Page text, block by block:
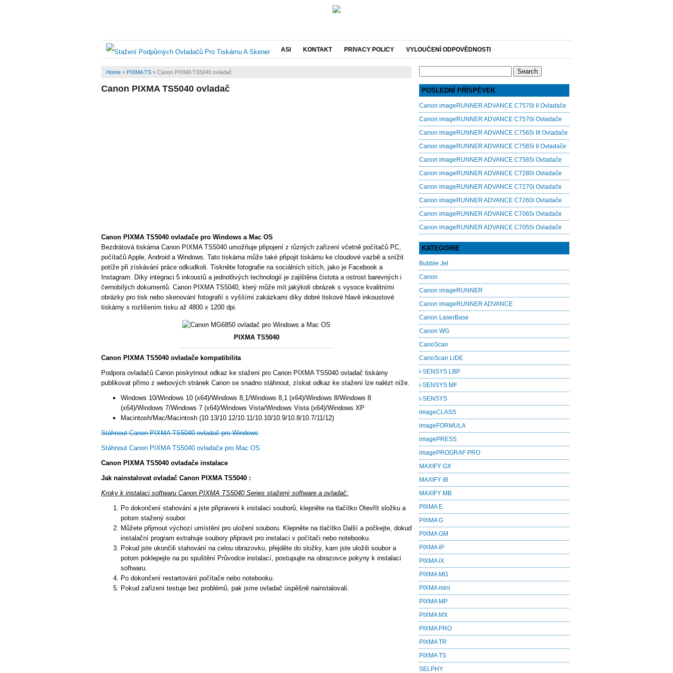
ASI KONTAKT PRIVACY POLICY VYLOUČENÍ ODPOVĚDNOSTI
Home » PIXMA TS » Canon PIXMA TS5040 ovladač
Canon PIXMA TS5040 ovladač
Canon PIXMA TS5040 ovladače pro Windows a Mac OS
Bezdrátová tiskárna Canon PIXMA TS5040 umožňuje připojení z různých zařízení včetně počítačů PC,
počítačů Apple, Android a Windows. Tato tiskárna může také připojit tiskárnu ke cloudové vazbě a snížit
potíže při získávání práce odkudkoli. Tiskněte fotografie na sociálních sítích, jako je Facebook a
Instagram. Díky integraci 5 inkoustů a jednotlivých technologií je zajištěna čistota a ostrost barevných i
černobílých dokumentů. Canon PIXMA TS5040, který může mít jakýkoli obrázek s vysoce kvalitními
obrázky pro tisk nebo skenování fotografií s vyššími zakázkami díky dobré tiskové hlavě inkoustové
tiskárny s rozlišením tisku až 4800 x 1200 dpi.
PIXMA TS5040
Canon PIXMA TS5040 ovladače kompatibilita
Podpora ovladačů Canon poskytnout odkaz ke stažení pro Canon PIXMA TS5040 ovladač tiskárny
publikovat přímo z webových stránek Canon se snadno stáhnout, získat odkaz ke stažení lze nalézt níže.
Windows 10/Windows 10 (x64)/Windows 8,1/Windows 8,1 (x64)/Windows 8/Windows 8
(x64)/Windows 7/Windows 7 (x64)/Windows Vista/Windows Vista (x64)/Windows XP
Macintosh/Mac/Macintosh (10.13/10.12/10.11/10.10/10.9/10.8/10.7/11/12)
Stáhnout Canon PIXMA TS5040 ovladač pro Windows
Stáhnout Canon PIXMA TS5040 ovladače pro Mac OS
Canon PIXMA TS5040 ovladače instalace
Jak nainstalovat ovladač Canon PIXMA TS5040 :
Kroky k instalaci softwaru Canon PIXMA TS5040 Series stažený software a ovladač:
Po dokončení stahování a jste připraveni k instalaci souborů, klepněte na tlačítko Otevřít složku a
potom stažený soubor.
Můžete přijmout výchozí umístění pro uložení souboru. Klepněte na tlačítko Další a počkejte, dokud
instalační program extrahuje soubory připravit pro instalaci v počítači nebo notebooku.
Pokud jste ukončili stahování na celou obrazovku, přejděte do složky, kam jste uložili soubor a
potom poklepejte na po spuštění Průvodce instalací, postupujte na obrazovce pokyny k instalaci
softwaru.
Po dokončení restartování počítače nebo notebooku.
Pokud zařízení testuje bez problémů, pak jsme ovladač úspěšně nainstalovali.
POSLEDNÍ PŘÍSPĚVEK
Canon imageRUNNER ADVANCE C7570i II Ovladače
Canon imageRUNNER ADVANCE C7570i Ovladače
Canon imageRUNNER ADVANCE C7565i III Ovladače
Canon imageRUNNER ADVANCE C7565i II Ovladače
Canon imageRUNNER ADVANCE C7565i Ovladače
Canon imageRUNNER ADVANCE C7280i Ovladače
Canon imageRUNNER ADVANCE C7270i Ovladače
Canon imageRUNNER ADVANCE C7260i Ovladače
Canon imageRUNNER ADVANCE C7065i Ovladače
Canon imageRUNNER ADVANCE C7055i Ovladače
KATEGORIE
Bubble Jet
Canon
Canon imageRUNNER
Canon imageRUNNER ADVANCE
Canon LaserBase
Canon WG
CanoScan
CanoScan LiDE
i-SENSYS LBP
i-SENSYS MF
i‑SENSYS
imageCLASS
imageFORMULA
imagePRESS
imagePROGRAF PRO
MAXIFY GX
MAXIFY iB
MAXIFY MB
PIXMA E
PIXMA G
PIXMA GM
PIXMA iP
PIXMA iX
PIXMA MG
PIXMA mini
PIXMA MP
PIXMA MX
PIXMA PRO
PIXMA TR
PIXMA TS
SELPHY